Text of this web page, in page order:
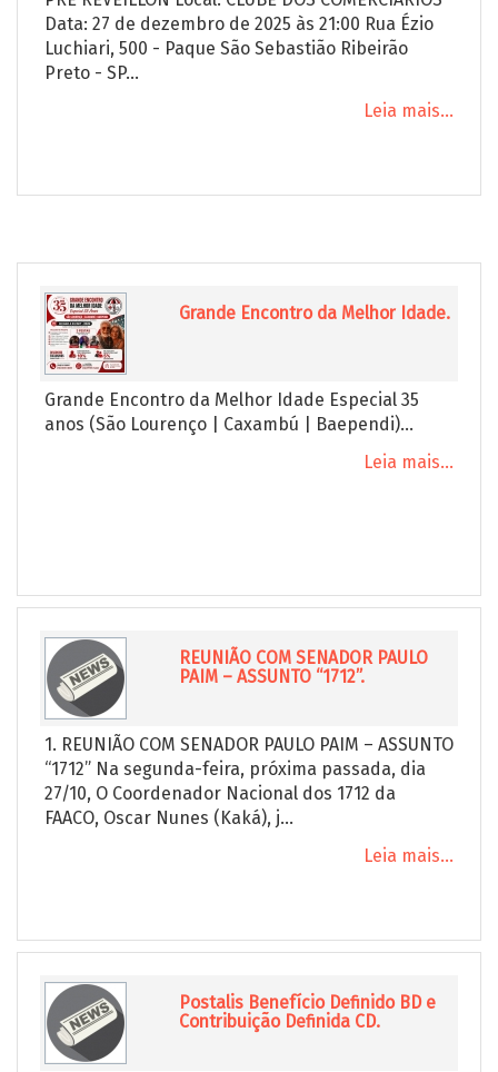
Data: 27 de dezembro de 2025 às 21:00 Rua Ézio
Luchiari, 500 - Paque São Sebastião Ribeirão
Preto - SP...
Leia mais...
Grande Encontro da Melhor Idade.
Grande Encontro da Melhor Idade Especial 35
anos (São Lourenço | Caxambú | Baependi)...
Leia mais...
REUNIÃO COM SENADOR PAULO
PAIM – ASSUNTO “1712”.
1. REUNIÃO COM SENADOR PAULO PAIM – ASSUNTO
“1712” Na segunda-feira, próxima passada, dia
27/10, O Coordenador Nacional dos 1712 da
FAACO, Oscar Nunes (Kaká), j...
Leia mais...
Postalis Benefício Definido BD e
Contribuição Definida CD.